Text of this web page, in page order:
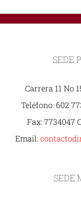
SEDE
Carrera 11 No
Teléfono: 602
Fax: 7734047
Email:
SEDE